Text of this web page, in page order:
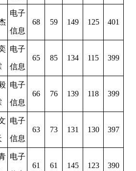
电子
信息
68 59 149 125 401
电子
信息
65 85 134 115 399
电子
信息
66 76 139 118 399
电子
信息
63 73 131 130 397
电子
61 61 145 123 390